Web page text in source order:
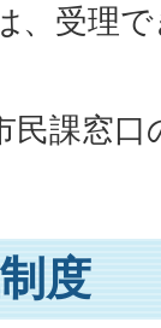
、受理
民課窓
度